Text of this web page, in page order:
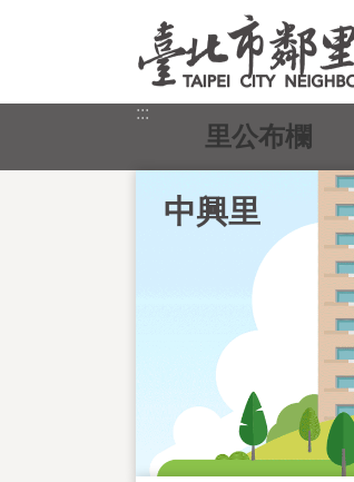
:::
中興里
里公布欄